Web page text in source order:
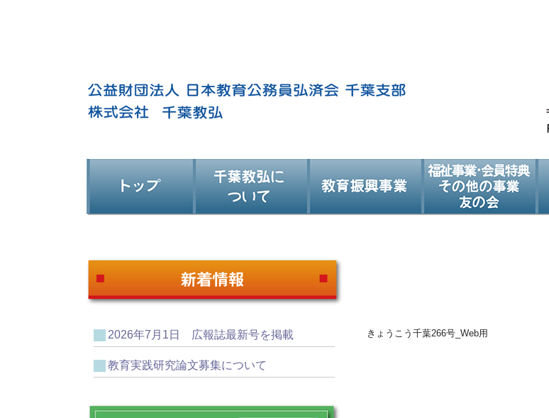
きょうこう千葉266号_Web用
2026年7月1日 広報誌最新号を掲載
教育実践研究論文募集について